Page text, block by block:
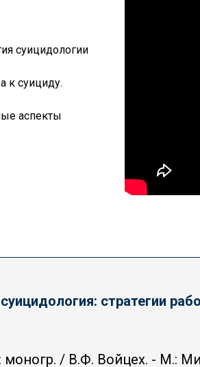
суицидологии
к суициду.
аспекты
стратегии
/ В.Ф. Войцех. - М.: